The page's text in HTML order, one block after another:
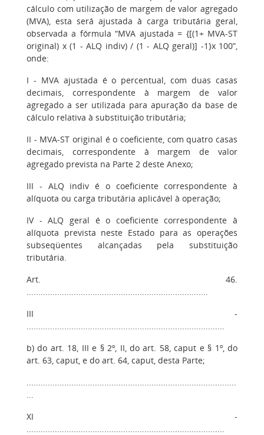
cálculo com utilização de margem de valor agregado
(MVA), esta será ajustada à carga tributária geral,
observada a fórmula “MVA ajustada = {[(1+ MVA-ST
original) x (1 - ALQ indiv) / (1 - ALQ geral)] -1}x 100”,
onde:
I - MVA ajustada é o percentual, com duas casas
decimais, correspondente à margem de valor
agregado a ser utilizada para apuração da base de
cálculo relativa à substituição tributária;
II - MVA-ST original é o coeficiente, com quatro casas
decimais, correspondente à margem de valor
agregado prevista na Parte 2 deste Anexo;
III - ALQ indiv é o coeficiente correspondente à
alíquota ou carga tributária aplicável à operação;
IV - ALQ geral é o coeficiente correspondente à
alíquota prevista neste Estado para as operações
subseqüentes alcançadas pela substituição
tributária.
Art. 46.
.............................................................................
III -
....................................................................................
b) do art. 18, III e § 2º, II, do art. 58, caput e § 1º, do
art. 63, caput, e do art. 64, caput, desta Parte;
.........................................................................................
...
XI -
....................................................................................